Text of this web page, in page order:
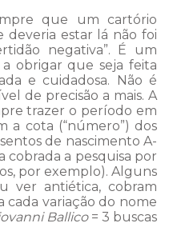
que um cartório
estar lá não foi
negativa”. É um
a obrigar que seja feita
e cuidadosa. Não é
de precisão a mais. A
trazer o período em
a cota (“número”) dos
de nascimento A-
cobrada a pesquisa por
por exemplo). Alguns
ver antiética, cobram
cada variação do nome
Ballico= 3 buscas